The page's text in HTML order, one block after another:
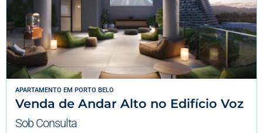
APARTAMENTO EM PORTO BELO
Venda de Andar Alto no Edifício Voz
Sob Consulta